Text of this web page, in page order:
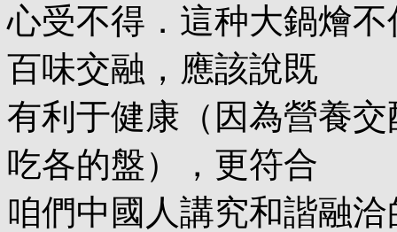
心受不得．這种大鍋燴
百味交融，應該說既
有利于健康（因為營養
吃各的盤），更符合
咱們中國人講究和諧融